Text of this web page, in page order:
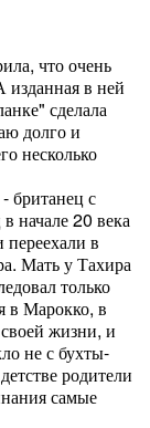
что очень
в ней
сделала
долго и
несколько
британец с
начале 20 века
в
Мать у Тахира
только
в Марокко, в
жизни, и
не с бухты-
родители
самые